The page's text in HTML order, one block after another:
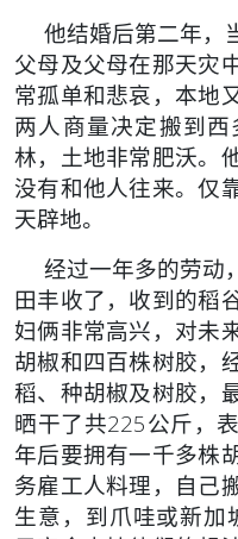
他结婚后第二年，
父母及父母在那天灾
常孤单和悲哀，本地
两人商量决定搬到
林，土地非常肥沃。
没有和他人往来。仅
天辟地。
经过一年多的劳动
田丰收了，收到的稻
妇俩非常高兴， 对未
胡椒和四百株树胶，
稻、种胡椒及树胶，
晒干了共225公斤，
年后要拥有一千多株
务雇工人料理，自己
生意，到爪哇或新